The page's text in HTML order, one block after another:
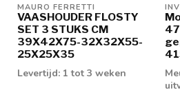
MAURO FERRETTI
VAASHOUDER FLOSTY
SET 3 STUKS CM
39X42X75-32X32X55-
25X25X35
Levertijd: 1 tot 3 weken